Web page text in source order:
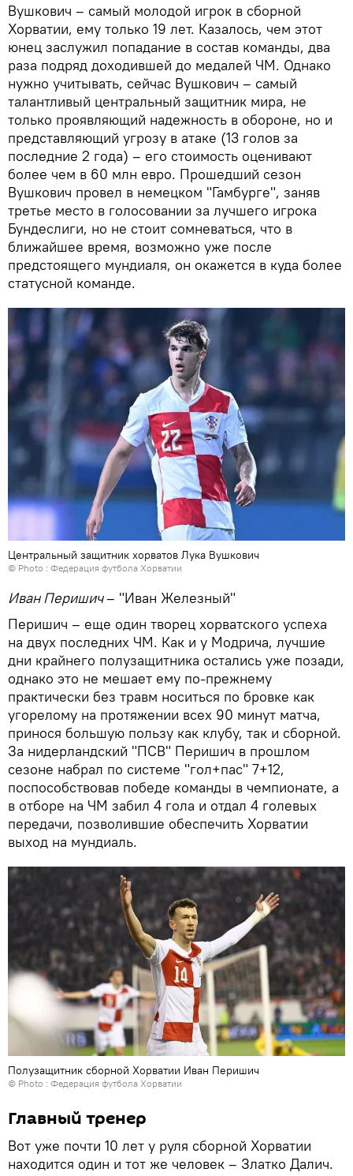
Вушкович – самый молодой игрок в сборной
Хорватии, ему только 19 лет. Казалось, чем этот
юнец заслужил попадание в состав команды, два
раза подряд доходившей до медалей ЧМ. Однако
нужно учитывать, сейчас Вушкович – самый
талантливый центральный защитник мира, не
только проявляющий надежность в обороне, но и
представляющий угрозу в атаке (13 голов за
последние 2 года) – его стоимость оценивают
более чем в 60 млн евро. Прошедший сезон
Вушкович провел в немецком "Гамбурге", заняв
третье место в голосовании за лучшего игрока
Бундеслиги, но не стоит сомневаться, что в
ближайшее время, возможно уже после
предстоящего мундиаля, он окажется в куда более
статусной команде.
Центральный защитник хорватов Лука Вушкович
© Photo : Федерация футбола Хорватии
Иван Перишич– "Иван Железный"
Перишич – еще один творец хорватского успеха
на двух последних ЧМ. Как и у Модрича, лучшие
дни крайнего полузащитника остались уже позади,
однако это не мешает ему по-прежнему
практически без травм носиться по бровке как
угорелому на протяжении всех 90 минут матча,
принося большую пользу как клубу, так и сборной.
За нидерландский "ПСВ" Перишич в прошлом
сезоне набрал по системе "гол+пас" 7+12,
поспособствовав победе команды в чемпионате, а
в отборе на ЧМ забил 4 гола и отдал 4 голевых
передачи, позволившие обеспечить Хорватии
выход на мундиаль.
Полузащитник сборной Хорватии Иван Перишич
© Photo : Федерация футбола Хорватии
Главный тренер
Вот уже почти 10 лет у руля сборной Хорватии
находится один и тот же человек – Златко Далич.